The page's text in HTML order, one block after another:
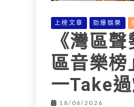
上榜文章 勁爆娛樂
《灣區
區音樂
一Take
18/06/2026